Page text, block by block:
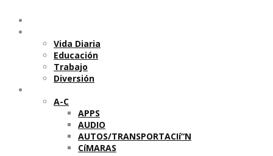
Vida Diaria
Educación
Trabajo
Diversión
A-C
APPS
AUDIO
AUTOS/TRANSPORTACIí“N
CíMARAS